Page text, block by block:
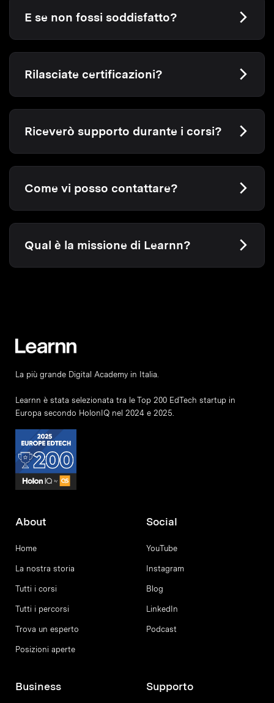
E se non fossi soddisfatto?
Rilasciate certificazioni?
Riceverò supporto durante i corsi?
Come vi posso contattare?
Qual è la missione di Learnn?
La più grande Digital Academy in Italia.
Learnn è stata selezionata tra le Top 200 EdTech startup in
Europa secondo HolonIQ nel 2024 e 2025.
About
Home
La nostra storia
Tutti i corsi
Tutti i percorsi
Trova un esperto
Posizioni aperte
Social
YouTube
Instagram
Blog
LinkedIn
Podcast
Business Supporto